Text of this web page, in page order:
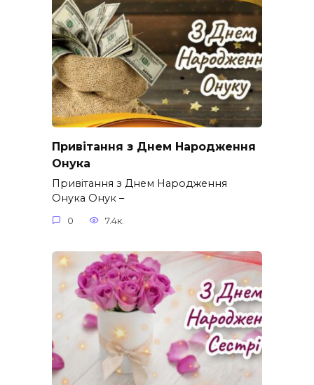
Привітання з Днем Народження
Онука
Привітання з Днем Народження
Онука Онук –
0 7.4к.